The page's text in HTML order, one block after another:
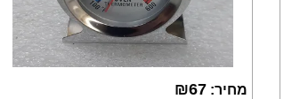
מחיר: ₪67